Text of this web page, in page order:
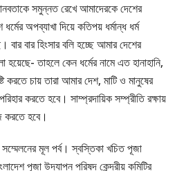
সমুন্নত রেখে আমাদেরকে দেশের
অপব্যাখা দিয়ে কতিপয় ধর্মান্ধ ধর্ম
বার হিংসার বলি হচ্ছে আমার দেশের
তাহলে কেন ধর্মের নামে এত হানাহানি,
করতে চায় তারা আমার দেশ, মাটি ও মানুষের
করতে হবে। সাম্প্রদায়িক সম্প্রীতি রক্ষায়
হবে।
সম্মেলনের মূল পর্ব। স্বস্তিকা খচিত পূজা
পূজা উদ্যাপন পরিষদ কেন্দ্রীয় কমিটির